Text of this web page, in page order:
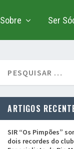
Sobre Ser
ARTIGOS
SIR “Os Pimpões”
dois recordes do